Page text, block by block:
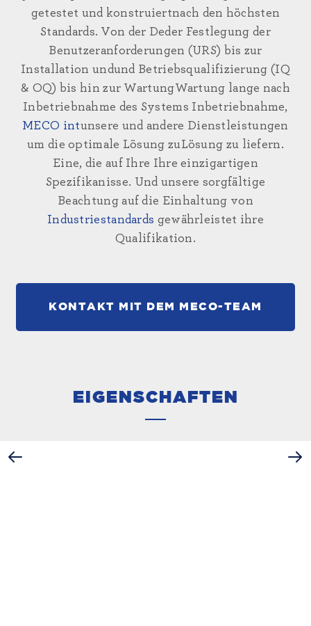
getestet und konstruiertnach den höchsten
Standards. Von der Deder Festlegung der
Benutzeranforderungen (URS) bis zur
Installation undund Betriebsqualifizierung (IQ
& OQ) bis hin zur WartungWartung lange nach
Inbetriebnahme des Systems Inbetriebnahme,
MECO intunsere und andere Dienstleistungen
um die optimale Lösung zuLösung zu liefern.
Eine, die auf Ihre Ihre einzigartigen
Spezifikanisse. Und unsere sorgfältige
Beachtungauf die Einhaltung von
Industriestandards gewährleistet ihre
Qualifikation.
KONTAKT MIT DEM MECO-TEAM
EIGENSCHAFTEN